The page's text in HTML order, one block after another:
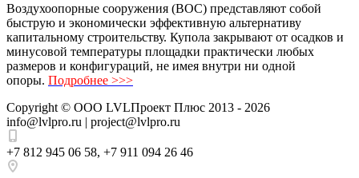
Воздухоопорные сооружения (ВОС) представляют собой
быструю и экономически эффективную альтернативу
капитальному строительству. Купола закрывают от осадков и
минусовой температуры площадки практически любых
размеров и конфигураций, не имея внутри ни одной
опоры. Подробнее >>>
Copyright © ООО LVLПроект Плюс 2013 - 2026
info@lvlpro.ru | project@lvlpro.ru
+7 812 945 06 58, +7 911 094 26 46